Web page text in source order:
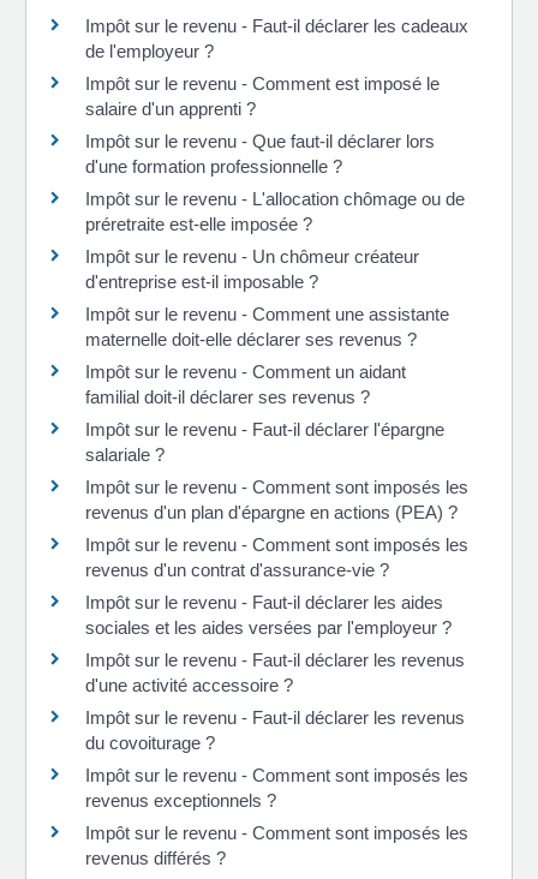
Impôt sur le revenu - Faut-il déclarer les cadeaux
de l'employeur ?
Impôt sur le revenu - Comment est imposé le
salaire d'un apprenti ?
Impôt sur le revenu - Que faut-il déclarer lors
d'une formation professionnelle ?
Impôt sur le revenu - L'allocation chômage ou de
préretraite est-elle imposée ?
Impôt sur le revenu - Un chômeur créateur
d'entreprise est-il imposable ?
Impôt sur le revenu - Comment une assistante
maternelle doit-elle déclarer ses revenus ?
Impôt sur le revenu - Comment un aidant
familial doit-il déclarer ses revenus ?
Impôt sur le revenu - Faut-il déclarer l'épargne
salariale ?
Impôt sur le revenu - Comment sont imposés les
revenus d'un plan d'épargne en actions (PEA) ?
Impôt sur le revenu - Comment sont imposés les
revenus d'un contrat d'assurance-vie ?
Impôt sur le revenu - Faut-il déclarer les aides
sociales et les aides versées par l'employeur ?
Impôt sur le revenu - Faut-il déclarer les revenus
d'une activité accessoire ?
Impôt sur le revenu - Faut-il déclarer les revenus
du covoiturage ?
Impôt sur le revenu - Comment sont imposés les
revenus exceptionnels ?
Impôt sur le revenu - Comment sont imposés les
revenus différés ?